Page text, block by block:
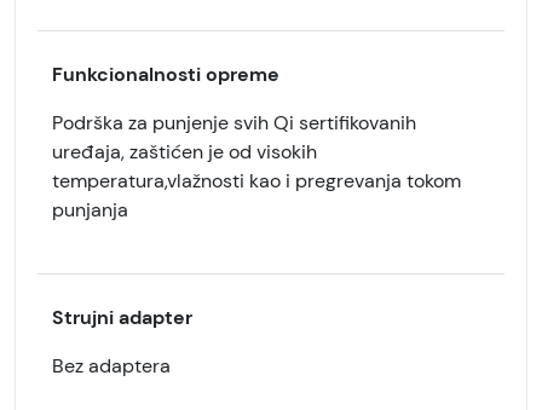
Funkcionalnosti opreme
Podrška za punjenje svih Qi sertifikovanih
uređaja, zaštićen je od visokih
temperatura,vlažnosti kao i pregrevanja tokom
punjanja
Strujni adapter
Bez adaptera